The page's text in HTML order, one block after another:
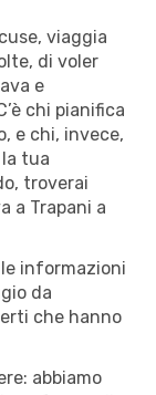
viaggia
di voler
e
chi pianifica
e chi, invece,
tua
troverai
a Trapani a
informazioni
da
che hanno
abbiamo